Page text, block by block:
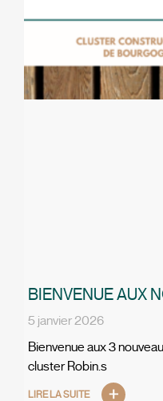
BIENVENUE AUX
5 janvier 2026
Bienvenue aux 3
cluster Robin.s
LIRE LA SUITE